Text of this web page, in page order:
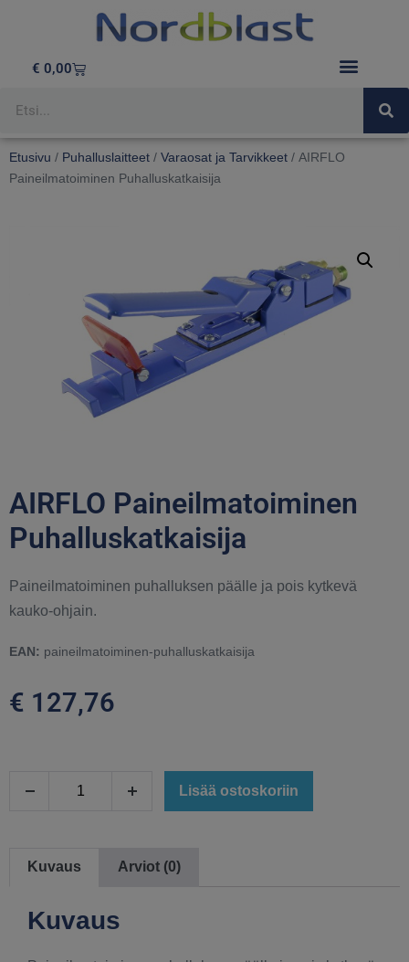
€ 0,00
Etusivu / Puhalluslaitteet / Varaosat ja Tarvikkeet / AIRFLO
Paineilmatoiminen Puhalluskatkaisija
AIRFLO Paineilmatoiminen
Puhalluskatkaisija
Paineilmatoiminen puhalluksen päälle ja pois kytkevä
kauko-ohjain.
EAN: paineilmatoiminen-puhalluskatkaisija
€ 127,76
Lisää ostoskoriin
Kuvaus Arviot (0)
Kuvaus